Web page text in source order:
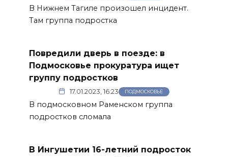
В Нижнем Тагиле произошел инцидент.
Там группа подростка
Повредили дверь в поезде: в
Подмосковье прокуратура ищет
группу подростков
17.01.2023, 16:23 ПОДМОСКОВЬЕ
В подмосковном Раменском группа
подростков сломала
В Ингушетии 16-летний подросток